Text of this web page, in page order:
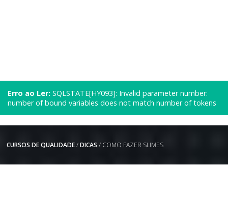
Erro ao Ler: SQLSTATE[HY093]: Invalid parameter number:
number of bound variables does not match number of tokens
CURSOS DE QUALIDADE/DICAS / COMO FAZER SLIMES